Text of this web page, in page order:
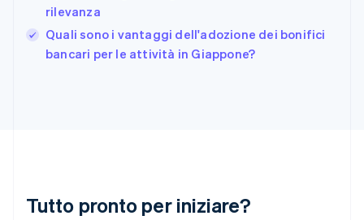
rilevanza
Quali sono i vantaggi dell'adozione dei bonifici
bancari per le attività in Giappone?
Tutto pronto per iniziare?
Grecia
English
India
Lituania